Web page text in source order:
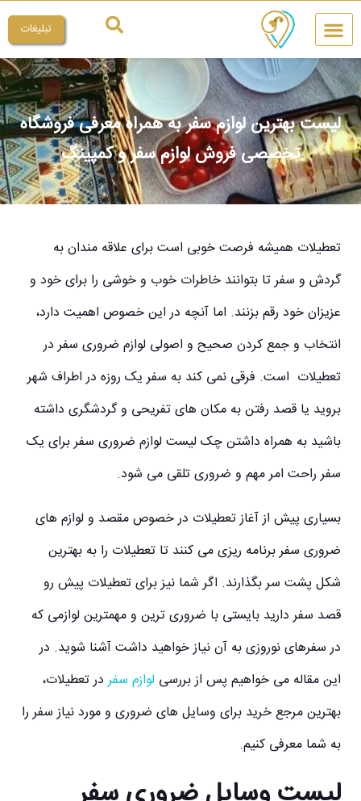
تبلیغات
لیست بهترین لوازم سفر به همراه معرفی فروشگاه
تخصصی فروش لوازم سفر و کمپینگ
تعطیلات همیشه فرصت خوبی است برای علاقه مندان به
گردش و سفر تا بتوانند خاطرات خوب و خوشی را برای خود و
عزیزان خود رقم بزنند. اما آنچه در این خصوص اهمیت دارد،
انتخاب و جمع کردن صحیح و اصولی لوازم ضروری سفر در
تعطیلات است. فرقی نمی کند به سفر یک روزه در اطراف شهر
بروید یا قصد رفتن به مکان های تفریحی و گردشگری داشته
باشید به همراه داشتن چک لیست لوازم ضروری سفر برای یک
سفر راحت امر مهم و ضروری تلقی می شود.
بسیاری پیش از آغاز تعطیلات در خصوص مقصد و لوازم های
ضروری سفر برنامه ریزی می کنند تا تعطیلات را به بهترین
شکل پشت سر بگذارند. اگر شما نیز برای تعطیلات پیش رو
قصد سفر دارید بایستی با ضروری ترین و مهمترین لوازمی که
در سفرهای نوروزی به آن نیاز خواهید داشت آشنا شوید. در
این مقاله می خواهیم پس از بررسی لوازم سفردر تعطیلات،
بهترین مرجع خرید برای وسایل های ضروری و مورد نیاز سفر را
به شما معرفی کنیم.